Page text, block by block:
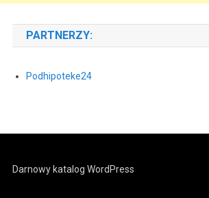
PARTNERZY:
Podhipoteke24
Darnowy katalog WordPress